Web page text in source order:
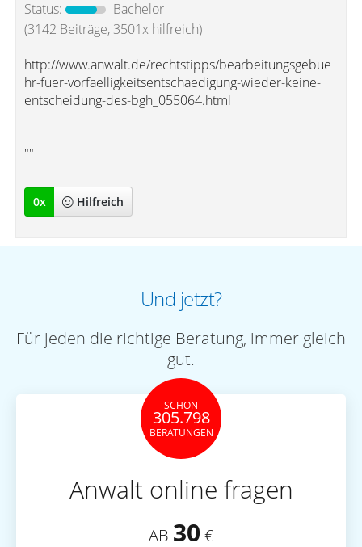
Status:
Bachelor
(3142 Beiträge, 3501x hilfreich)
http://www.anwalt.de/rechtstipps/bearbeitungsgebue
hr-fuer-vorfaelligkeitsentschaedigung-wieder-keine-
entscheidung-des-bgh_055064.html
-----------------
""
0x Hilfreich
Und jetzt?
Für jeden die richtige Beratung, immer gleich
gut.
SCHON
305.798
BERATUNGEN
Anwalt online fragen
AB 30 €